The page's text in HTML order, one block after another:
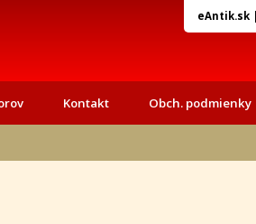
eAntik.sk|
Kontakt Obch. podmienky